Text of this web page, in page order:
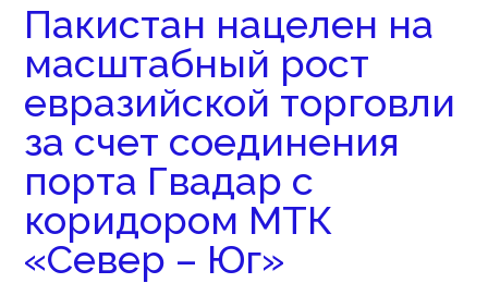
Пакистан нацелен на
масштабный рост
евразийской торговли
за счет соединения
порта Гвадар с
коридором МТК
«Север – Юг»